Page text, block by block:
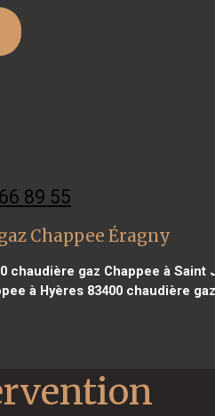
89 55
Chappee Éragny
chaudière gaz Chappee à Saint
à Hyères 83400 chaudière